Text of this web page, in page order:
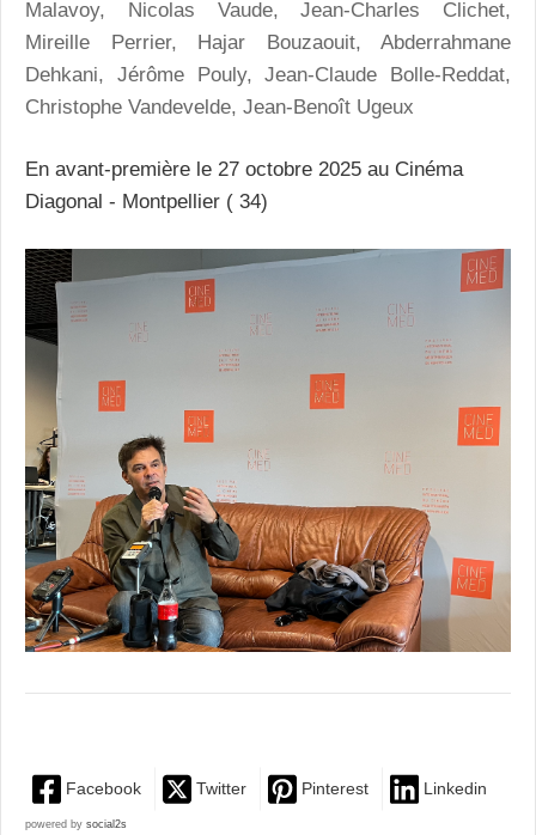
Malavoy, Nicolas Vaude, Jean-Charles Clichet,
Mireille Perrier, Hajar Bouzaouit, Abderrahmane
Dehkani, Jérôme Pouly, Jean-Claude Bolle-Reddat,
Christophe Vandevelde, Jean-Benoît Ugeux
En avant-première le 27 octobre 2025 au Cinéma
Diagonal - Montpellier ( 34)
Facebook Twitter Pinterest Linkedin
powered by social2s